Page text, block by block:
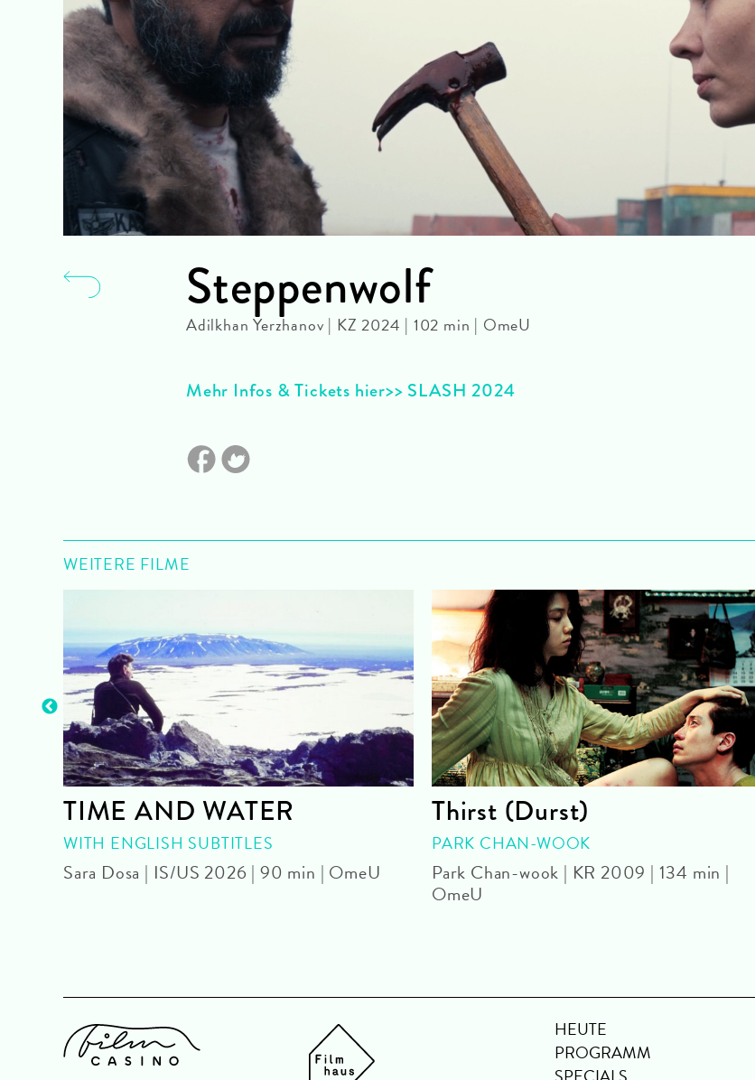
Steppenwolf
Adilkhan Yerzhanov | KZ 2024 | 102 min | OmeU
Mehr Infos & Tickets hier>> SLASH 2024
WEITERE FILME
TIME AND WATER
WITH ENGLISH SUBTITLES
Sara Dosa | IS/US 2026 | 90 min | OmeU
Thirst (Durst)
PARK CHAN-WOOK
Park Chan-wook | KR 2009 | 134 min |
OmeU
HEUTE
PROGRAMM